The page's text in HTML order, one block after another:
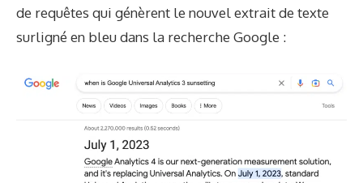
de requêtes qui génèrent le nouvel extrait de texte
surligné en bleu dans la recherche Google :